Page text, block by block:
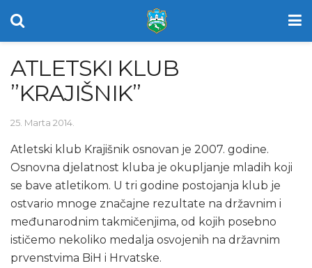
ATLETSKI KLUB
”KRAJIŠNIK”
25. Marta 2014.
Atletski klub Krajišnik osnovan je 2007. godine.
Osnovna djelatnost kluba je okupljanje mladih koji
se bave atletikom. U tri godine postojanja klub je
ostvario mnoge značajne rezultate na državnim i
međunarodnim takmičenjima, od kojih posebno
ističemo nekoliko medalja osvojenih na državnim
prvenstvima BiH i Hrvatske.